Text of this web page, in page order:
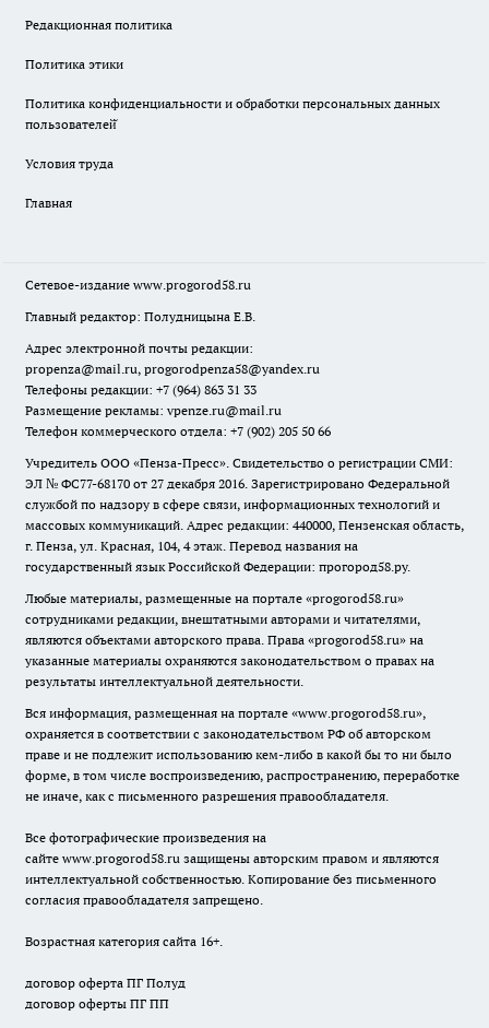
Редакционная политика
Политика этики
Политика конфиденциальности и обработки персональных данных
пользователей̆
Условия труда
Главная
Сетевое-издание www.progorod58.ru
Главный редактор: Полудницына Е.В.
Адрес электронной почты редакции:
propenza@mail.ru, progorodpenza58@yandex.ru
Телефоны редакции: +7 (964) 863 31 33
Размещение рекламы: vpenze.ru@mail.ru
Телефон коммерческого отдела: +7 (902) 205 50 66
Учредитель ООО «Пенза-Пресс». Свидетельство о регистрации СМИ:
ЭЛ № ФС77-68170 от 27 декабря 2016. Зарегистрировано Федеральной
службой по надзору в сфере связи, информационных технологий и
массовых коммуникаций. Адрес редакции: 440000, Пензенская область,
г. Пенза, ул. Красная, 104, 4 этаж. Перевод названия на
государственный язык Российской Федерации: прогород58.ру.
Любые материалы, размещенные на портале «progorod58.ru»
сотрудниками редакции, внештатными авторами и читателями,
являются объектами авторского права. Права «progorod58.ru» на
указанные материалы охраняются законодательством о правах на
результаты интеллектуальной деятельности.
Вся информация, размещенная на портале «www.progorod58.ru»,
охраняется в соответствии с законодательством РФ об авторском
праве и не подлежит использованию кем-либо в какой бы то ни было
форме, в том числе воспроизведению, распространению, переработке
не иначе, как с письменного разрешения правообладателя.
Все фотографические произведения на
сайте www.progorod58.ru защищены авторским правом и являются
интеллектуальной собственностью. Копирование без письменного
согласия правообладателя запрещено.
Возрастная категория сайта 16+.
договор оферта ПГ Полуд
договор оферты ПГ ПП